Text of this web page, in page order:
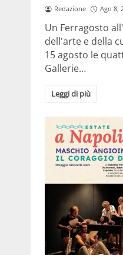
Redazione Ago 8,
Un Ferragosto
dell'arte e della
15 agosto le
Gallerie…
Leggi di più